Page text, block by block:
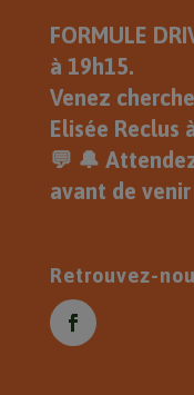
FORMULE
à 19h15.
Venez
Elisée Reclus
💬 🔔
avant de venir
Retrouvez-